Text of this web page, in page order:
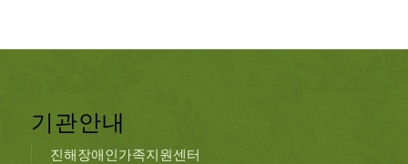
기관안내
진해장애인가족지원센터